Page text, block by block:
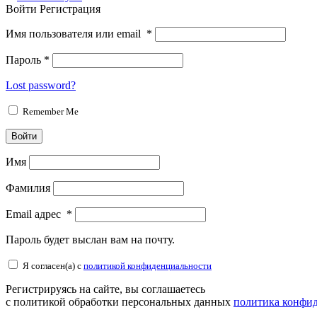
Войти Регистрация
Имя пользователя или email *
Пароль *
Lost password?
Remember Me
Войти
Имя
Фамилия
Email адрес *
Пароль будет выслан вам на почту.
Я согласен(а) с политикой конфиденциальности
Регистрируясь на сайте, вы соглашаетесь
с политикой обработки персональных данных политика